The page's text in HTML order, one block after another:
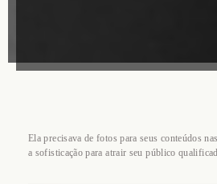
Ela precisava de fotos para seus conteúdos
a sofisticação para atrair seu público